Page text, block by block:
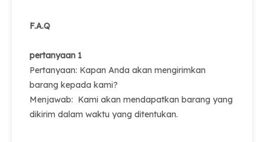
F.A.Q
pertanyaan 1
Pertanyaan: Kapan Anda akan mengirimkan
barang kepada kami?
Menjawab: Kami akan mendapatkan barang yang
dikirim dalam waktu yang ditentukan.